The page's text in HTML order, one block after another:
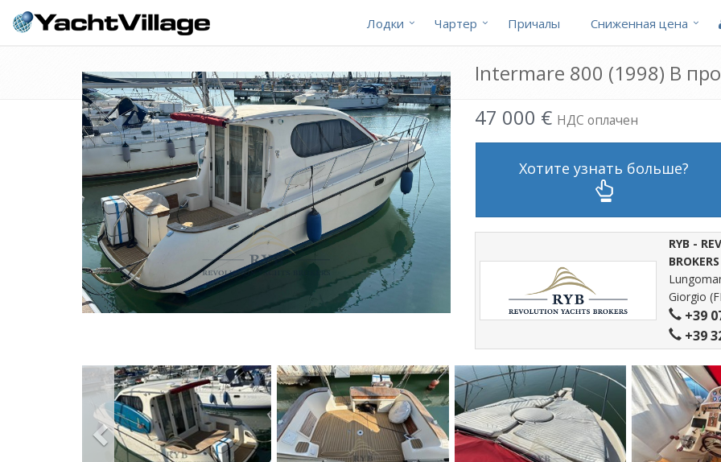
Лодки Чартер Причалы Cниженная цена
Intermare 800 (1998) В
47 000 € НДС оплачен
Хотите узнать больше?
RYB -
Giorgio
+39
+39